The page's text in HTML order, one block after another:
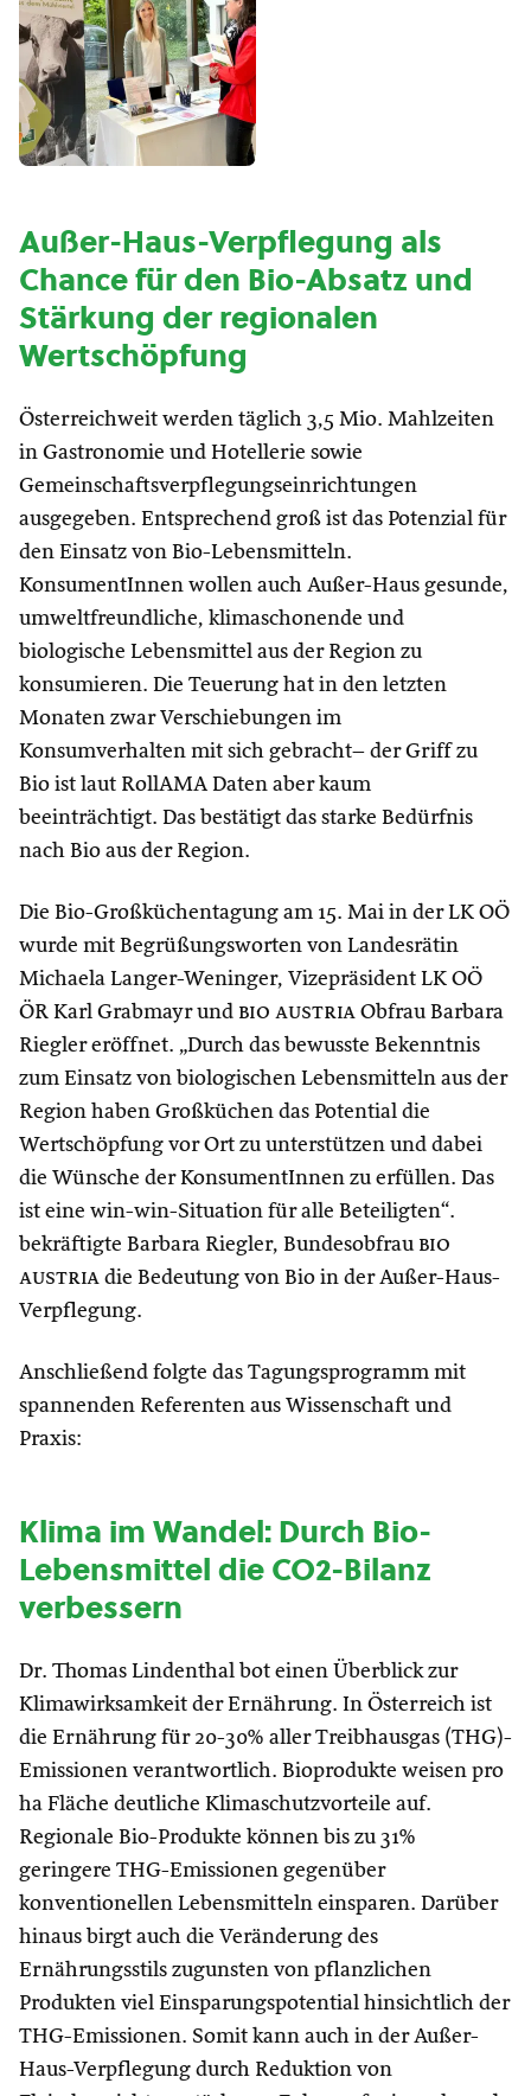
Außer-Haus-Verpflegung als
Chance für den Bio-Absatz und
Stärkung der regionalen
Wertschöpfung
Österreichweit werden täglich 3,5 Mio. Mahlzeiten
in Gastronomie und Hotellerie sowie
Gemeinschaftsverpflegungseinrichtungen
ausgegeben. Entsprechend groß ist das Potenzial für
den Einsatz von Bio-Lebensmitteln.
KonsumentInnen wollen auch Außer-Haus gesunde,
umweltfreundliche, klimaschonende und
biologische Lebensmittel aus der Region zu
konsumieren. Die Teuerung hat in den letzten
Monaten zwar Verschiebungen im
Konsumverhalten mit sich gebracht– der Griff zu
Bio ist laut RollAMA Daten aber kaum
beeinträchtigt. Das bestätigt das starke Bedürfnis
nach Bio aus der Region.
Die Bio-Großküchentagung am 15. Mai in der LK OÖ
wurde mit Begrüßungsworten von Landesrätin
Michaela Langer-Weninger, Vizepräsident LK OÖ
ÖR Karl Grabmayr und bio austria Obfrau Barbara
Riegler eröffnet. „Durch das bewusste Bekenntnis
zum Einsatz von biologischen Lebensmitteln aus der
Region haben Großküchen das Potential die
Wertschöpfung vor Ort zu unterstützen und dabei
die Wünsche der KonsumentInnen zu erfüllen. Das
ist eine win-win-Situation für alle Beteiligten“.
bekräftigte Barbara Riegler, Bundesobfrau bio
austria die Bedeutung von Bio in der Außer-Haus-
Verpflegung.
Anschließend folgte das Tagungsprogramm mit
spannenden Referenten aus Wissenschaft und
Praxis:
Klima im Wandel: Durch Bio-
Lebensmittel die CO2-Bilanz
verbessern
Dr. Thomas Lindenthal bot einen Überblick zur
Klimawirksamkeit der Ernährung. In Österreich ist
die Ernährung für 20-30% aller Treibhausgas (THG)-
Emissionen verantwortlich. Bioprodukte weisen pro
ha Fläche deutliche Klimaschutzvorteile auf.
Regionale Bio-Produkte können bis zu 31%
geringere THG-Emissionen gegenüber
konventionellen Lebensmitteln einsparen. Darüber
hinaus birgt auch die Veränderung des
Ernährungsstils zugunsten von pflanzlichen
Produkten viel Einsparungspotential hinsichtlich der
THG-Emissionen. Somit kann auch in der Außer-
Haus-Verpflegung durch Reduktion von